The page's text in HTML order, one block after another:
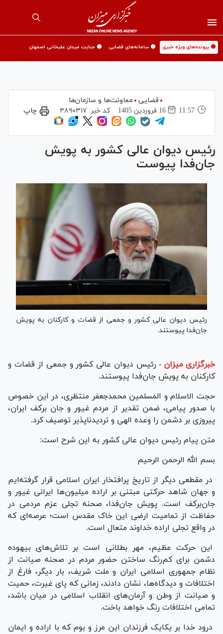
🟡 پرونده‌های ویژه خبری 🟡 سامانه‌های قضایی 🟡 جنایت میدان علیخانی اصفهان
قضایی
معاونت‌ها و سازمان‌ها
11:57
16 فروردين 1405 کد خبر: ۴۸۹۰۳۱۷ چاپ
رئیس دیوان عالی کشور به پویش
جان‌فدا پیوست
رئیس دیوان عالی کشور و جمعی از قضات و کارکنان به پویش
جان‌فدا پیوستند.
خبرگزاری میزان - رئیس دیوان عالی کشور و جمعی از قضات و
کارکنان به پویش جان‌فدا پیوستند.
حجت الاسلام و المسلمین محمدجعفر منتظری، در این خصوص
با صدور پیامی، ضمن تقدیر از مردم غیور و جان برکف ایران،
پیروزی بر دشمن را وعده الهی و تردیدنا‌پذیر توصیف کرد.
متن پیام رئیس دیوان عالی کشور به این شرح است:
بسم الله الرحمن الرحیم
در مقطعی دیگر از تاریخ پرافتخار ایران اسلامی قرار گرفته‌ایم
و جهان شاهد حرکتی مبتنی بر اراده میلیون‌ها ایرانی غیور و
جان‌برکف است. پویش جان‌فدا، صحنه تجلی عزم مردمی در
حفاظت از تمامیت ارضی این خاک مقدس است؛ عرصه‌ای که
در واقع تجلی اراده خداوند متعال است.
این حرکت عظیم، مهر بطلانی است بر تلاش‌های بیهوده
دشمن برای کم‌رنگ ساختن حضور مردم در صحنه صیانت از
نظام جمهوری اسلامی ایران و ملت شریف، بار دیگر، فارغ از
اختلافات و دیدگاه‌ها، نشان دادند، زمانی که پای غیرت، حمیت
و صیانت از وطن و آرمان‌های انقلاب اسلامی در میان باشد،
تمامی اختلافات رنگ خواهد باخت.
درود خدا بر یکایک فرزندان این مرز و بوم که با اراده و ایمان